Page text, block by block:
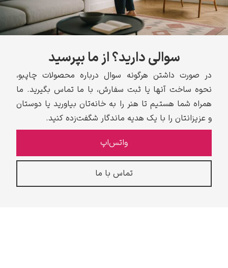
سوالی دارید؟ از ما بپرسید
در صورت داشتن هرگونه سوال درباره محصولات چاپبو،
نحوه ساخت آنها یا ثبت سفارش، با ما تماس بگیرید. ما
همراه شما هستیم تا هنر را به خانه‌تان بیاورید یا دوستان
و عزیزانتان را با یک هدیه ماندگار شگفت‌زده کنید.
واتس‌اپ
تماس با ما